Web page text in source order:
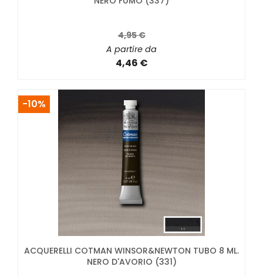
4,95 €
A partire da
4,46 €
ACQUERELLI COTMAN WINSOR&NEWTON TUBO 8 ML.
NERO D'AVORIO (331)
-10%